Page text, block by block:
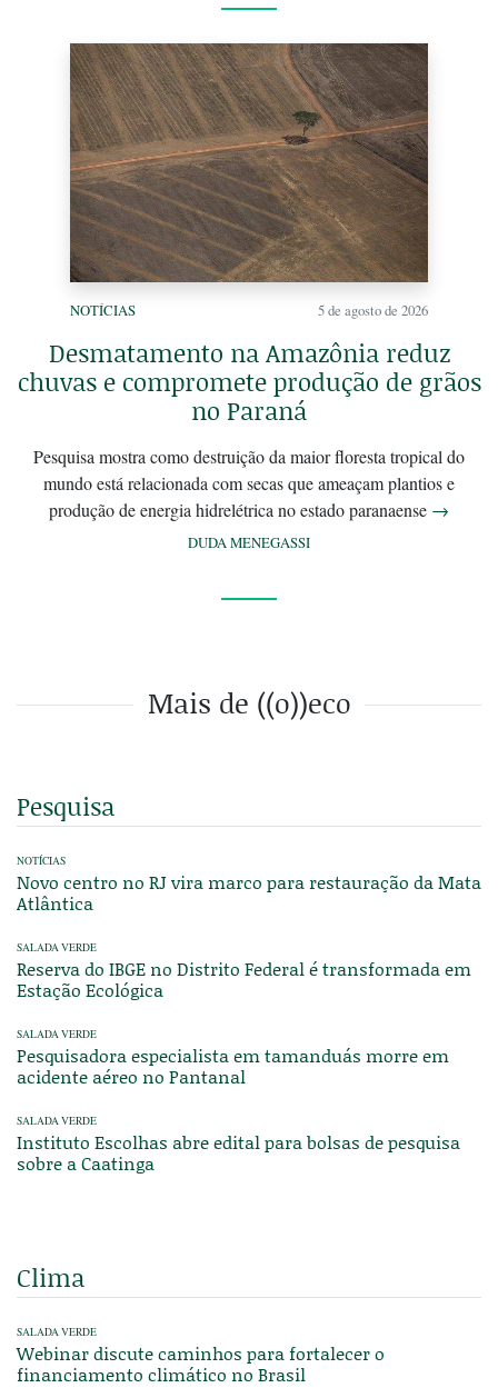
NOTÍCIAS 5 de agosto de 2026
Desmatamento na Amazônia reduz
chuvas e compromete produção de grãos
no Paraná
Pesquisa mostra como destruição da maior floresta tropical do
mundo está relacionada com secas que ameaçam plantios e
produção de energia hidrelétrica no estado paranaense →
DUDA MENEGASSI
Mais de ((o))eco
Pesquisa
NOTÍCIAS
Novo centro no RJ vira marco para restauração da Mata
Atlântica
SALADA VERDE
Reserva do IBGE no Distrito Federal é transformada em
Estação Ecológica
SALADA VERDE
Pesquisadora especialista em tamanduás morre em
acidente aéreo no Pantanal
SALADA VERDE
Instituto Escolhas abre edital para bolsas de pesquisa
sobre a Caatinga
Clima
SALADA VERDE
Webinar discute caminhos para fortalecer o
financiamento climático no Brasil